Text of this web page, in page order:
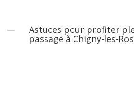
Astuces pour profiter
passage à Chigny-les-